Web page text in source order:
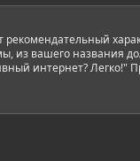
из вашего названия
интернет? Легко!"